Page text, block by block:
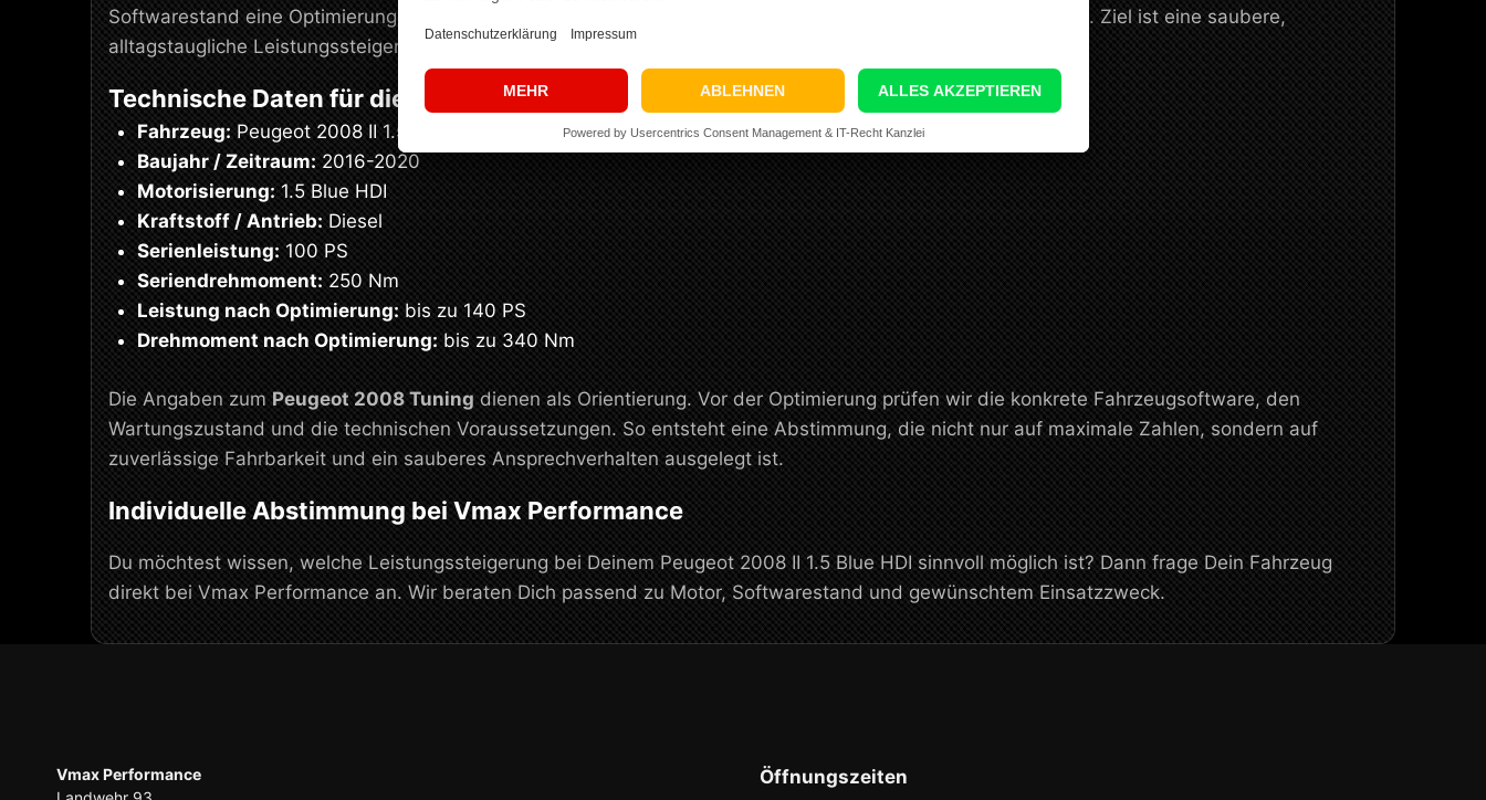
Softwarestand eine Optimierung von
möglich. Ziel ist eine saubere,
alltagstaugliche Leistungssteigerung mit stimmiger Reserve in den relevanten Last- und Drehzahlbereichen.
Technische Daten für dieses Setup
Fahrzeug: Peugeot 2008 II 1.5 Blue HDI
Baujahr / Zeitraum: 2016-2020
Motorisierung: 1.5 Blue HDI
Kraftstoff / Antrieb:Diesel
Serienleistung: 100 PS
Seriendrehmoment: 250 Nm
Leistung nach Optimierung: bis zu 140 PS
Drehmoment nach Optimierung: bis zu 340 Nm
Die Angaben zum Peugeot 2008 Tuning dienen als Orientierung. Vor der Optimierung prüfen wir die konkrete Fahrzeugsoftware, den
Wartungszustand und die technischen Voraussetzungen. So entsteht eine Abstimmung, die nicht nur auf maximale Zahlen, sondern auf
zuverlässige Fahrbarkeit und ein sauberes Ansprechverhalten ausgelegt ist.
Individuelle Abstimmung bei Vmax Performance
Du möchtest wissen, welche Leistungssteigerung bei Deinem Peugeot 2008 II 1.5 Blue HDI sinnvoll möglich ist? Dann frage Dein Fahrzeug
direkt bei Vmax Performance an. Wir beraten Dich passend zu Motor, Softwarestand und gewünschtem Einsatzzweck.
Vmax Performance
Öffnungszeiten